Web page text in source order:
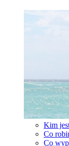
Kim
Co
Co